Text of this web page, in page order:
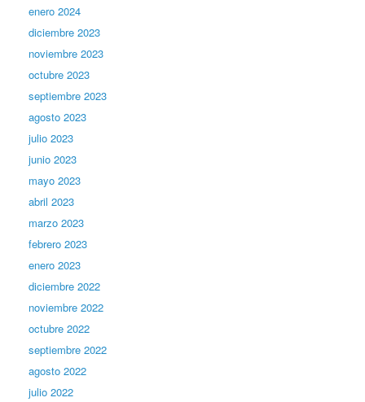
enero 2024
diciembre 2023
noviembre 2023
octubre 2023
septiembre 2023
agosto 2023
julio 2023
junio 2023
mayo 2023
abril 2023
marzo 2023
febrero 2023
enero 2023
diciembre 2022
noviembre 2022
octubre 2022
septiembre 2022
agosto 2022
julio 2022